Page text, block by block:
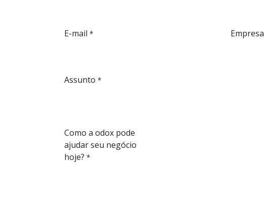
E-mail * Empresa
Assunto *
Como a odox pode
ajudar seu negócio
hoje? *